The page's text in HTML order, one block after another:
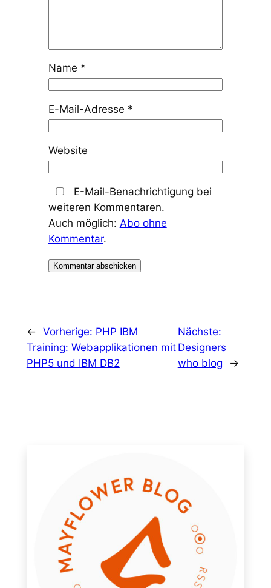
Name *
E-Mail-Adresse *
Website
E-Mail-Benachrichtigung bei
weiteren Kommentaren.
Auch möglich: Abo ohne
Kommentar.
← Vorherige: PHP IBM
Training: Webapplikationen mit
PHP5 und IBM DB2
Nächste:
Designers
who blog
→